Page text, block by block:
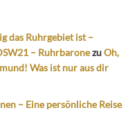
das Ruhrgebiet ist –
– RuhrbaronezuOh,
Was ist nur aus dir
– Eine persönliche Reise